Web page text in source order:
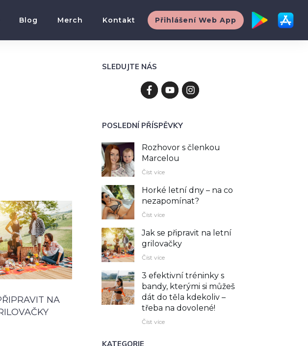
Blog Merch Kontakt Přihlášení Web App
NA
SLEDUJTE NÁS
POSLEDNÍ PŘÍSPĚVKY
Rozhovor s členkou
Marcelou
Číst více
Horké letní dny – na co
nezapomínat?
Číst více
Jak se připravit na letní
grilovačky
Číst více
3 efektivní tréninky s
bandy, kterými si můžeš
dát do těla kdekoliv –⁠
třeba na dovolené!
Číst více
KATEGORIE